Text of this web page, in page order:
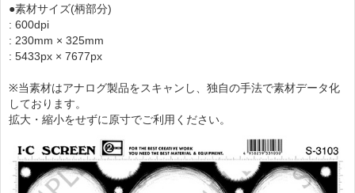
●素材サイズ(柄部分)
: 600dpi
: 230mm × 325mm
: 5433px × 7677px
※当素材はアナログ製品をスキャンし、独自の手法で素材データ化
しております。
拡大・縮小をせずに原寸でご利用ください。